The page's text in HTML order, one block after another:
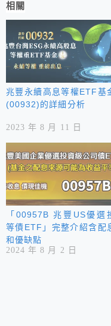
相關
兆豐永續高息等權ETF基
(00932)的詳細分析
2023 年 8 月 11 日
「00957B 兆豐US優選
等債ETF」完整介紹含配
和優缺點
2024 年 8 月 2 日